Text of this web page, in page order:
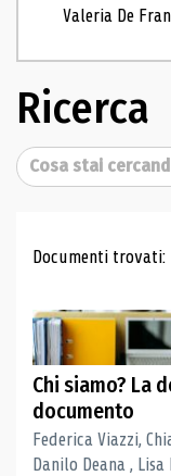
Valeria De
Ricerca
Cerca
Risultati
Documenti trovati:
Chi siamo? La
documento
Federica Viazzi,
Danilo Deana ,